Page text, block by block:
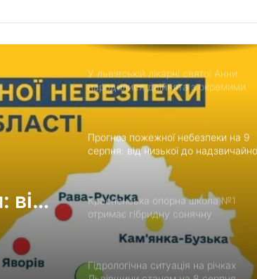
від
ClearDepth для виявлення
У львівській лікарні святої Анни
народилися двійнята з окремими
плацентами
Прогноз пожежної небезпеки на 9
серпня: від низької до
Красненська опорна школа №1
отримає гібридну сонячну
електростанцію
Гідрологічна ситуація на річках